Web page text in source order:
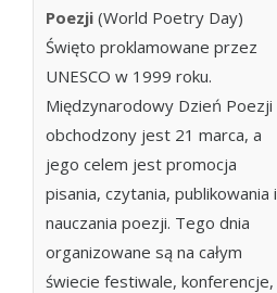
Poezji (World Poetry Day)
Święto proklamowane przez
UNESCO w 1999 roku.
Międzynarodowy Dzień Poezji
obchodzony jest 21 marca, a
jego celem jest promocja
pisania, czytania, publikowania i
nauczania poezji. Tego dnia
organizowane są na całym
świecie festiwale, konferencje,